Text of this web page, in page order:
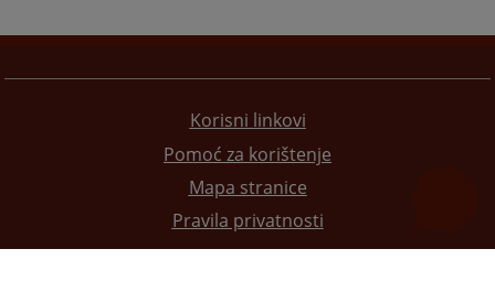
Korisni linkovi
Pomoć za korištenje
Mapa stranice
Pravila privatnosti